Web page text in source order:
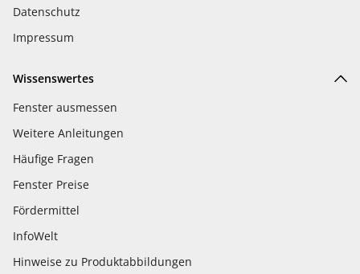
Datenschutz
Impressum
Wissenswertes
Fenster ausmessen
Weitere Anleitungen
Häufige Fragen
Fenster Preise
Fördermittel
InfoWelt
Hinweise zu Produktabbildungen